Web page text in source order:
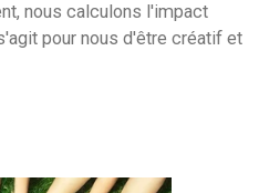
nous calculons l'impact
pour nous d'être créatif et